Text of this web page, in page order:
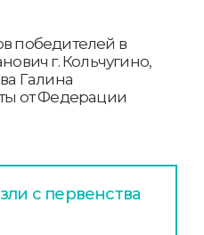
победителей в
г. Кольчугино,
Галина
от Федерации
с первенства